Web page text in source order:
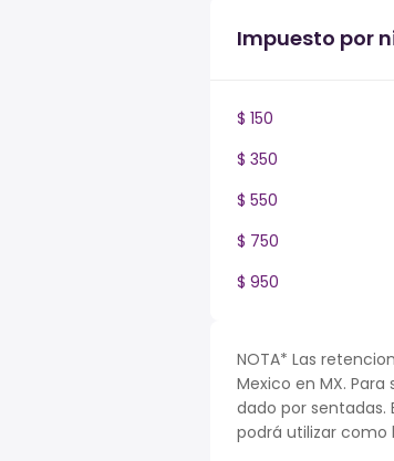
Impuesto por
$ 150
$ 350
$ 550
$ 750
$ 950
NOTA* Las
Mexico en MX.
dado por
podrá utilizar